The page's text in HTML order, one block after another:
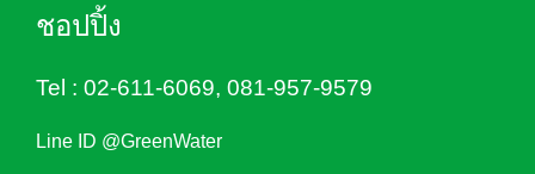
ชอปปิ้ง
Tel : 02-611-6069, 081-957-9579
Line ID @GreenWater